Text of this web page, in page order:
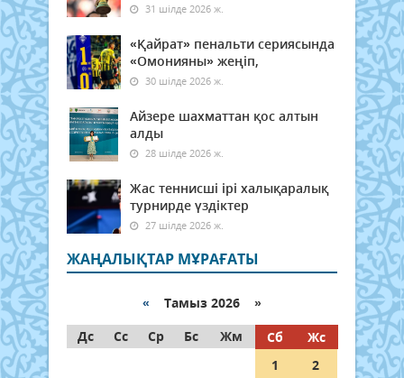
31 шілде 2026 ж.
«Қайрат» пенальти сериясында
«Омонияны» жеңіп,
30 шілде 2026 ж.
Айзере шахматтан қос алтын
алды
28 шілде 2026 ж.
Жас теннисші ірі халықаралық
турнирде үздіктер
27 шілде 2026 ж.
ЖАҢАЛЫҚТАР МҰРАҒАТЫ
« Тамыз 2026 »
Дс
Сс Ср Бс Жм Сб
Жс
1
2